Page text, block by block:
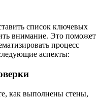
список ключевых
внимание. Это поможет
процесс
аспекты:
как выполнены стены,